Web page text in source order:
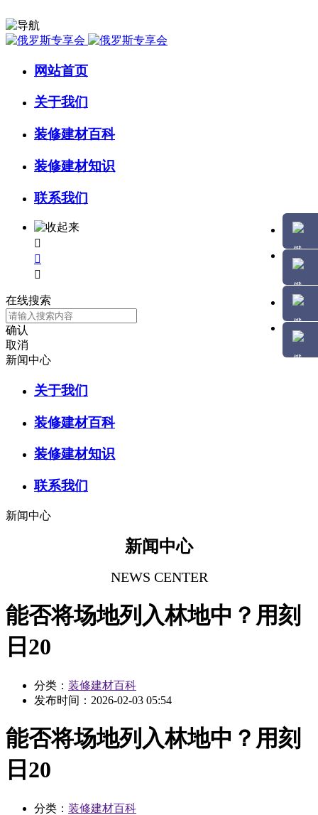
网站首页
关于我们
装修建材百科
装修建材知识
联系我们



在线搜索
确认
取消
新闻中心
关于我们
装修建材百科
装修建材知识
联系我们
新闻中心
新闻中心
NEWS CENTER
能否将场地列入林地中？用刻
日20
分类： 装修建材百科
发布时间： 2026-02-03 05:54
能否将场地列入林地中？用刻
日20
分类： 装修建材百科